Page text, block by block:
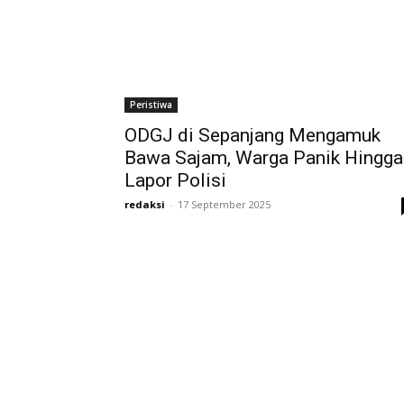
Peristiwa
ODGJ di Sepanjang Mengamuk
Bawa Sajam, Warga Panik Hingga
Lapor Polisi
redaksi - 17 September 2025